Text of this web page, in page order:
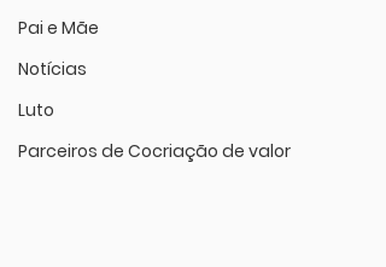
Pai e Mãe
Notícias
Luto
Parceiros de Cocriação de valor